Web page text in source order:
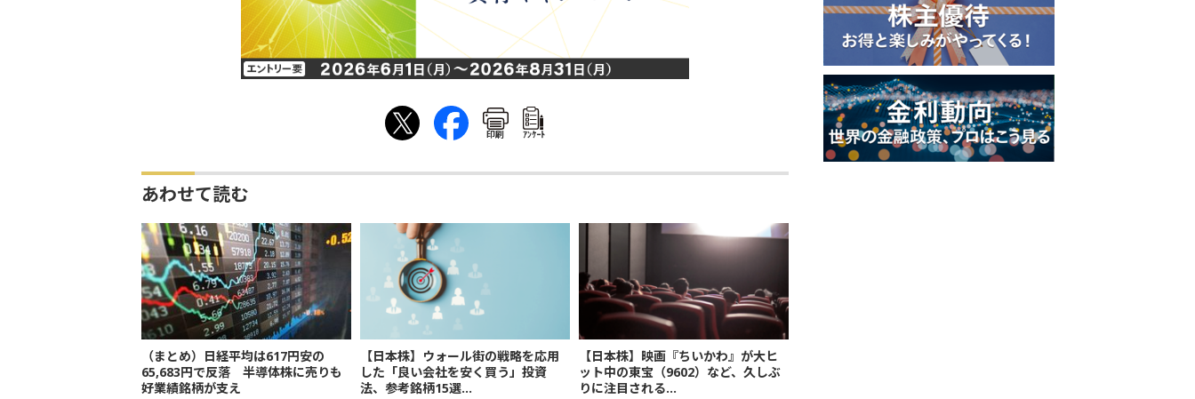
印刷 ｱﾝｹｰﾄ
あわせて読む
（まとめ）日経平均は617円安の
65,683円で反落 半導体株に売りも
好業績銘柄が支え
【日本株】ウォール街の戦略を応用
した「良い会社を安く買う」投資
法、参考銘柄15選...
【日本株】映画『ちいかわ』が大ヒ
ット中の東宝（9602）など、久しぶ
りに注目される...